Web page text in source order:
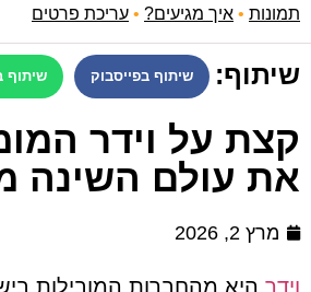
תמונות • איך מגיעים? • עריכת פרטים
שיתוף: שיתוף בפייסבוק שיתוף
קצת על וידר
את עולם השינה מאז
מרץ 2, 2026
וידר היא מהחברות המובילות